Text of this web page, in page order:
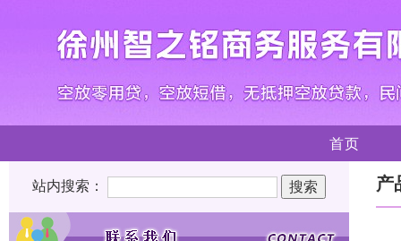
首页
站内搜索： 产